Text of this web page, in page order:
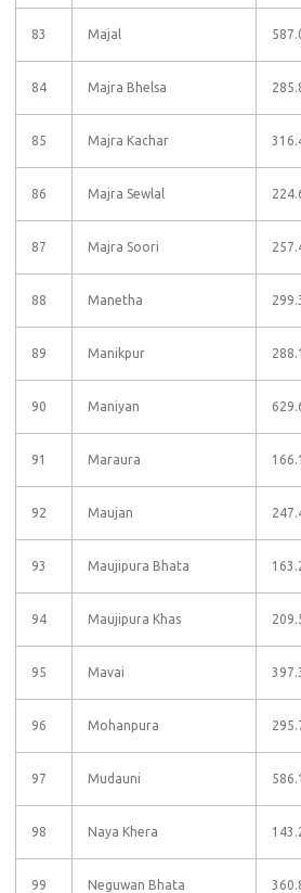
83 Majal
84 Majra Bhelsa
85 Majra Kachar
86 Majra Sewlal
87 Majra Soori
88 Manetha
89 Manikpur
90 Maniyan
91 Maraura
92 Maujan
93 Maujipura Bhata
94 Maujipura Khas
95 Mavai
96 Mohanpura
97 Mudauni
98 Naya Khera
99 Neguwan Bhata